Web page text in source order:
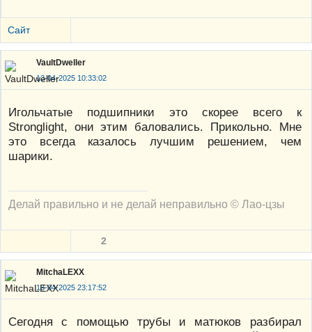
Сайт
VaultDweller
13-04-2025 10:33:02
Игольчатые подшипники это скорее всего к
Stronglight, они этим баловались. Прикольно. Мне
это всегда казалось лучшим решением, чем
шарики.
Делай правильно и не делай неправильно © Лао-цзы
2
MitchaLEXX
13-04-2025 23:17:52
Сегодня с помощью трубы и матюков разбирал